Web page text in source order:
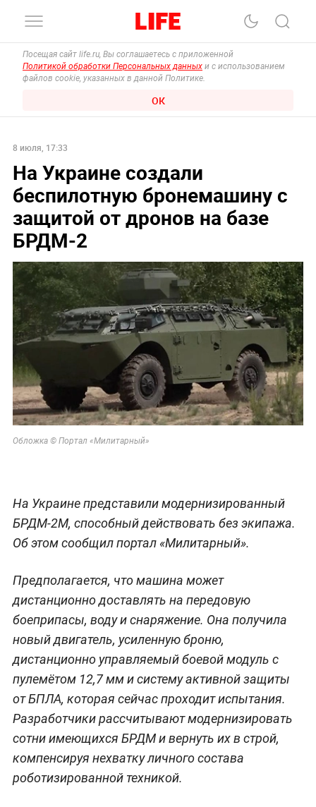
Посещая сайт life.ru, Вы соглашаетесь с приложенной
Политикой обработки Персональных данных и с использованием
файлов cookie, указанных в данной Политике.
ОК
8 июля, 17:33
На Украине создали
беспилотную бронемашину с
защитой от дронов на базе
БРДМ-2
Обложка © Портал «Милитарный»
На Украине представили модернизированный
БРДМ-2М, способный действовать без экипажа.
Об этом сообщил портал «Милитарный».
Предполагается, что машина может
дистанционно доставлять на передовую
боеприпасы, воду и снаряжение. Она получила
новый двигатель, усиленную броню,
дистанционно управляемый боевой модуль с
пулемётом 12,7 мм и систему активной защиты
от БПЛА, которая сейчас проходит испытания.
Разработчики рассчитывают модернизировать
сотни имеющихся БРДМ и вернуть их в строй,
компенсируя нехватку личного состава
роботизированной техникой.